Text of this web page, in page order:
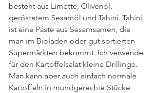
besteht aus Limette, Olivenöl,
geröstetem Sesamöl und Tahini. Tahini
ist eine Paste aus Sesamsamen, die
man im Bioladen oder gut sortierten
Supermärkten bekommt. Ich verwende
für den Kartoffelsalat kleine Drillinge.
Man kann aber auch einfach normale
Kartoffeln in mundgerechte Stücke